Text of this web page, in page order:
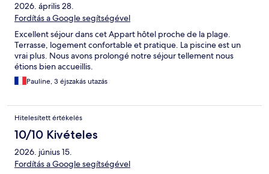
2026. április 28.
Fordítás a Google segítségével
Excellent séjour dans cet Appart hôtel proche de la plage.
Terrasse, logement confortable et pratique. La piscine est un
vrai plus. Nous avons prolongé notre séjour tellement nous
étions bien accueillis.
Pauline, 3 éjszakás utazás
Hitelesített értékelés
10/10 Kivételes
2026. június 15.
Fordítás a Google segítségével